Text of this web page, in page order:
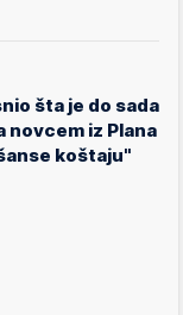
šta je do sada
novcem iz Plana
koštaju"